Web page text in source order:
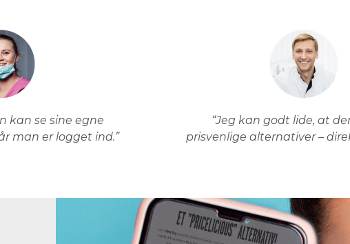
kan se sine egne
man er logget ind.”
“Jeg kan godt lide, at
prisvenlige alternativer –